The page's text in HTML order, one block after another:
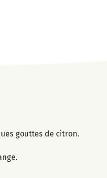
gouttes de citron.